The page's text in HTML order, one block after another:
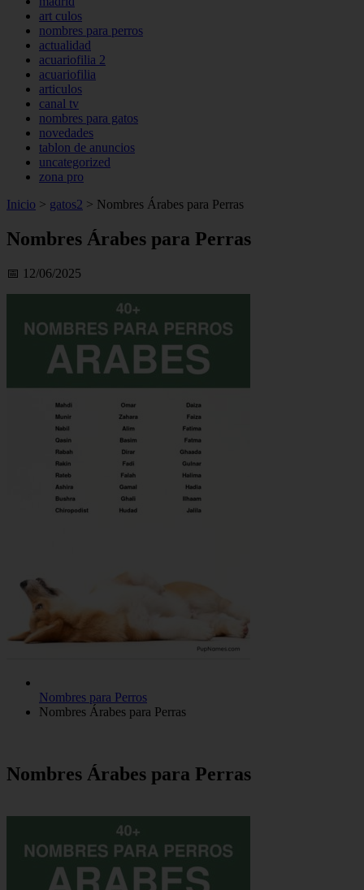
art culos
nombres para perros
actualidad
acuariofilia 2
acuariofilia
articulos
canal tv
nombres para gatos
novedades
tablon de anuncios
uncategorized
zona pro
Inicio > gatos2 > Nombres Árabes para Perras
Nombres Árabes para Perras
📅 12/06/2025
Nombres para Perros
Nombres Árabes para Perras
Nombres Árabes para Perras